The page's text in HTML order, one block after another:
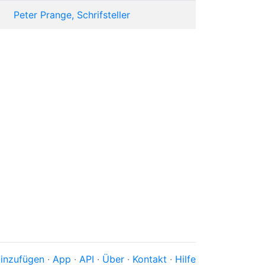
Peter Prange, Schrifsteller
· App · API · Über · Kontakt · Hilfe